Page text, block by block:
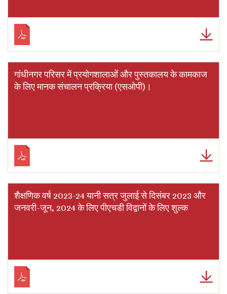
गांधीनगर परिसर में प्रयोगशालाओं और पुस्तकालय के कामकाज
के लिए मानक संचालन प्रक्रिया (एसओपी)।
शैक्षणिक वर्ष 2023-24 यानी सत्र जुलाई से दिसंबर 2023 और
जनवरी-जून, 2024 के लिए पीएचडी विद्वानों के लिए शुल्क